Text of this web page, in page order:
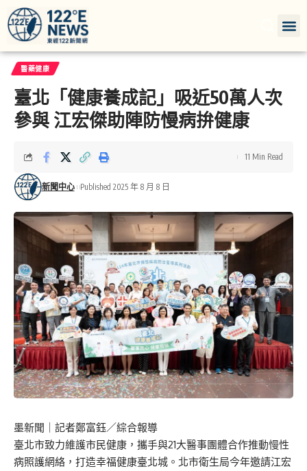
醫藥健康
臺北「健康養成記」吸近50萬人次
參與 江宏傑助陣防慢病拚健康
新聞中心 Published 2025 年 8 月 8 日
11 Min Read
墨新聞 ｜記者鄭富鈺／綜合報導
臺北市致力維護市民健康，攜手與21大醫事團體合作推動慢性
病照護網絡，打造幸福健康臺北城。北市衛生局今年邀請江宏